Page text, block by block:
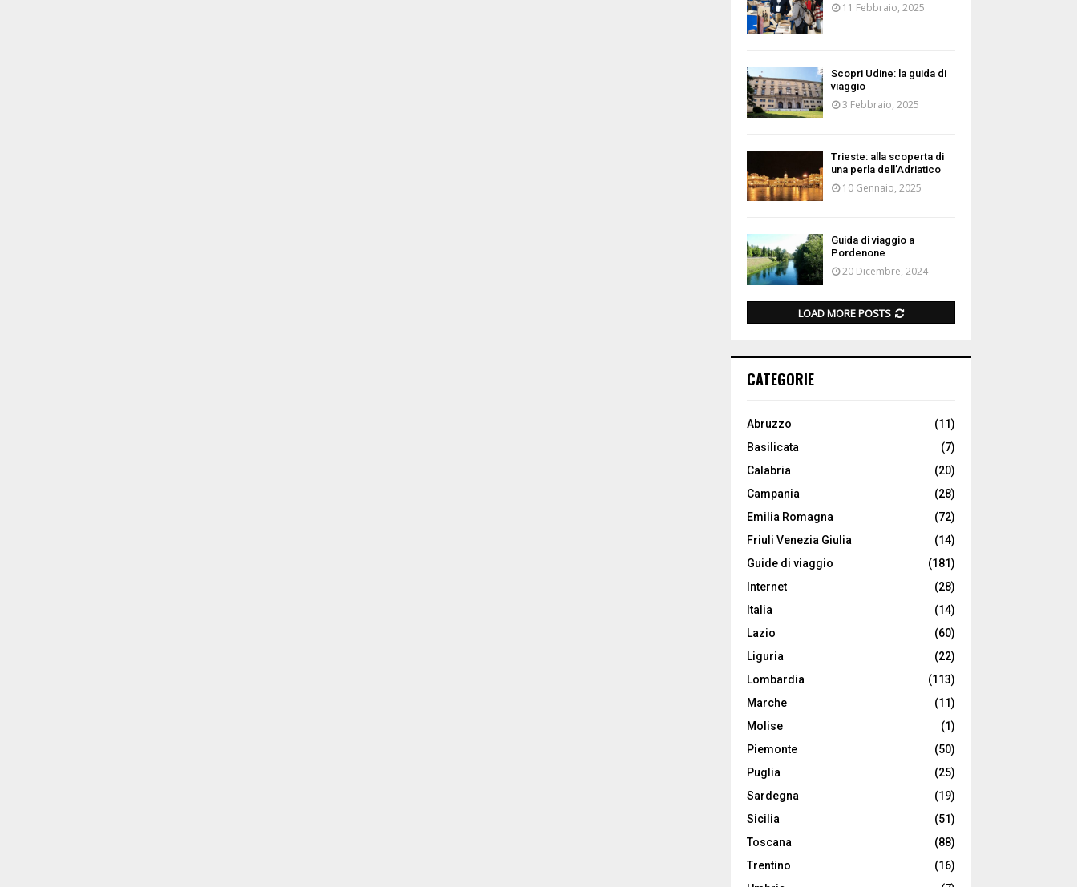
11 Febbraio, 2025
Scopri Udine: la guida di
viaggio
3 Febbraio, 2025
Trieste: alla scoperta di
una perla dell’Adriatico
10 Gennaio, 2025
Guida di viaggio a
Pordenone
20 Dicembre, 2024
LOAD MORE POSTS
CATEGORIE
Abruzzo
(11)
Basilicata
(7)
Calabria
(20)
Campania
(28)
Emilia Romagna
(72)
Friuli Venezia Giulia
(14)
Guide di viaggio
(181)
Internet
(28)
Italia
(14)
Lazio
(60)
Liguria
(22)
Lombardia
(113)
Marche
(11)
Molise
(1)
Piemonte
(50)
Puglia
(25)
Sardegna
(19)
Sicilia
(51)
Toscana
(88)
Trentino
(16)